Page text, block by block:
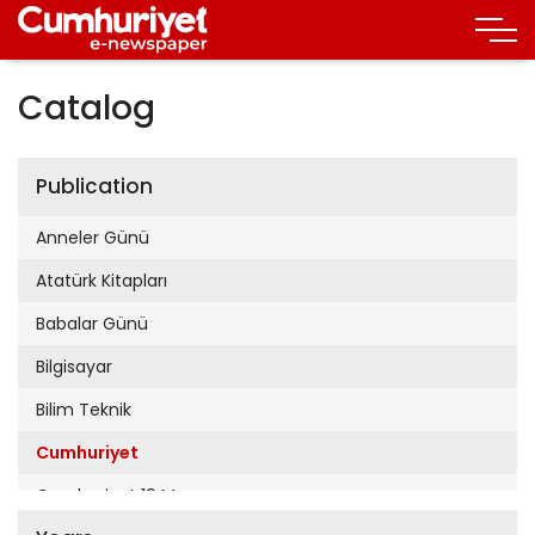
Catalog
Publication
Anneler Günü
Atatürk Kitapları
Babalar Günü
Bilgisayar
Bilim Teknik
Cumhuriyet
Cumhuriyet 19 Mayıs